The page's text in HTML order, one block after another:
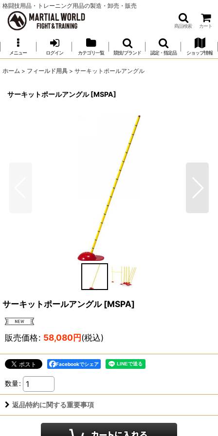
格闘技用品・トレーニング用品の製造・卸売・販売
商品検索 カート
メニュー ログイン カテゴリ一覧 競技/ブランド 認定・指定品 ショップ情報
ホーム > フィールド用具 > サーキットポールアングル
サーキットポールアングル [MSPA]
サーキットポールアングル [MSPA]
販売価格: 58,080円(税込)
Facebookでシェア
数量:
返品特約に関する重要事項